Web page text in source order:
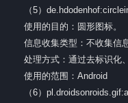
（5）
使用的目的：圆形图标。
信息收集类型：不收集信
处理方式：通过去标识化
使用的范围：Android
（6）